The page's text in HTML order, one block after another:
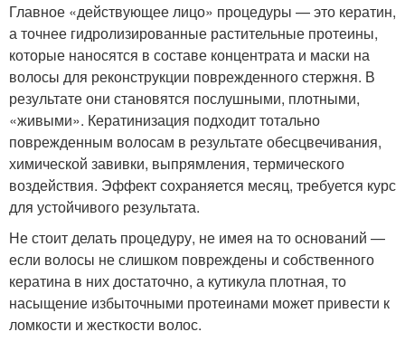
Главное «действующее лицо» процедуры — это кератин,
а точнее гидролизированные растительные протеины,
которые наносятся в составе концентрата и маски на
волосы для реконструкции поврежденного стержня. В
результате они становятся послушными, плотными,
«живыми». Кератинизация подходит тотально
поврежденным волосам в результате обесцвечивания,
химической завивки, выпрямления, термического
воздействия. Эффект сохраняется месяц, требуется курс
для устойчивого результата.
Не стоит делать процедуру, не имея на то оснований —
если волосы не слишком повреждены и собственного
кератина в них достаточно, а кутикула плотная, то
насыщение избыточными протеинами может привести к
ломкости и жесткости волос.